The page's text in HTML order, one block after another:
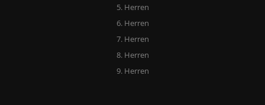
5. Herren
6. Herren
7. Herren
8. Herren
9. Herren